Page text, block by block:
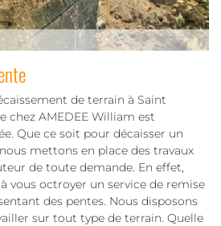
de terrain à Saint
chez AMEDEE William est
Que ce soit pour décaisser un
mettons en place des travaux
de toute demande. En effet,
vous octroyer un service de remise
des pentes. Nous disposons
sur tout type de terrain. Quelle